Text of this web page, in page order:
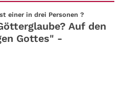
einer in drei Personen ?
Auf den
Gottes" -